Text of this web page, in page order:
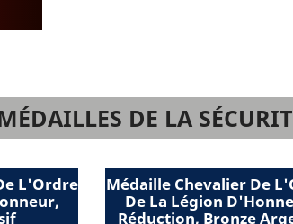
DE LA
L'Ordre
Médaille Chevalier De
De La Légion
Réduction, Bronze